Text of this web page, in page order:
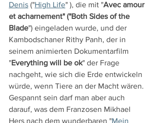
Denis ("High Life" ), die mit "Avec amour
et acharnement" ("Both Sides of the
Blade") eingeladen wurde, und der
Kambodschaner Rithy Panh, der in
seinem animierten Dokumentarfilm
"Everything will be ok" der Frage
nachgeht, wie sich die Erde entwickeln
würde, wenn Tiere an der Macht wären.
Gespannt sein darf man aber auch
darauf, was dem Franzosen Mikhael
Hers nach dem wunderbaren "Mein